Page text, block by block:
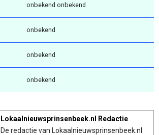
onbekend onbekend
onbekend
onbekend
onbekend
Lokaalnieuwsprinsenbeek.nl Redactie
De redactie van Lokaalnieuwsprinsenbeek.nl